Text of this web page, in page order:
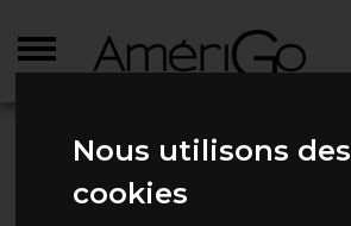
Nous utilisons des
cookies
BEST OF PÉROU